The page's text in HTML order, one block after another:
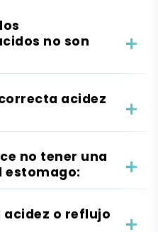
no son
acidez
no tener una
estomago:
acidez o reflujo